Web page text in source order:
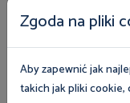
POSŁUCHAJ
Multimedia
Zgoda na pliki
Aby zapewnić jak
takich jak pliki